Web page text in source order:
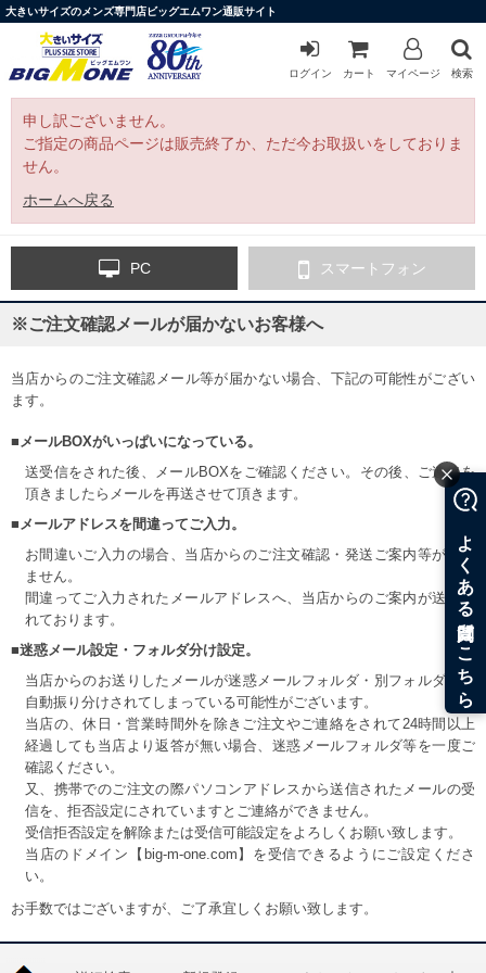
大きいサイズのメンズ専門店ビッグエムワン通販サイト
ログイン カート マイページ 検索
申し訳ございません。
ご指定の商品ページは販売終了か、ただ今お取扱いをしておりま
せん。
ホームへ戻る
PC スマートフォン
※ご注文確認メールが届かないお客様へ
当店からのご注文確認メール等が届かない場合、下記の可能性がござい
ます。
■メールBOXがいっぱいになっている。
送受信をされた後、メールBOXをご確認ください。その後、ご連絡を
頂きましたらメールを再送させて頂きます。
■メールアドレスを間違ってご入力。
お間違いご入力の場合、当店からのご注文確認・発送ご案内等が届き
ません。
間違ってご入力されたメールアドレスへ、当店からのご案内が送信さ
れております。
■迷惑メール設定・フォルダ分け設定。
当店からのお送りしたメールが迷惑メールフォルダ・別フォルダ等へ
自動振り分けされてしまっている可能性がございます。
当店の、休日・営業時間外を除きご注文やご連絡をされて24時間以上
経過しても当店より返答が無い場合、迷惑メールフォルダ等を一度ご
確認ください。
又、携帯でのご注文の際パソコンアドレスから送信されたメールの受
信を、拒否設定にされていますとご連絡ができません。
受信拒否設定を解除または受信可能設定をよろしくお願い致します。
当店のドメイン【big-m-one.com】を受信できるようにご設定くださ
い。
お手数ではございますが、ご了承宜しくお願い致します。